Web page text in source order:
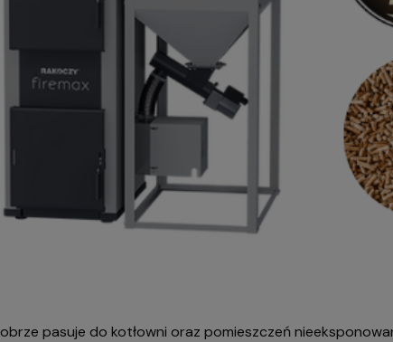
pasuje do kotłowni oraz pomieszczeń